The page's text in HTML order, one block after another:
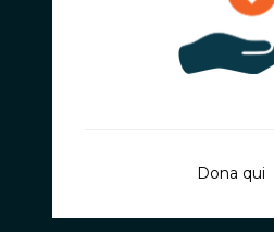
Dona qui